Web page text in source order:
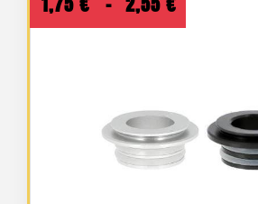
de
à
2,55 €